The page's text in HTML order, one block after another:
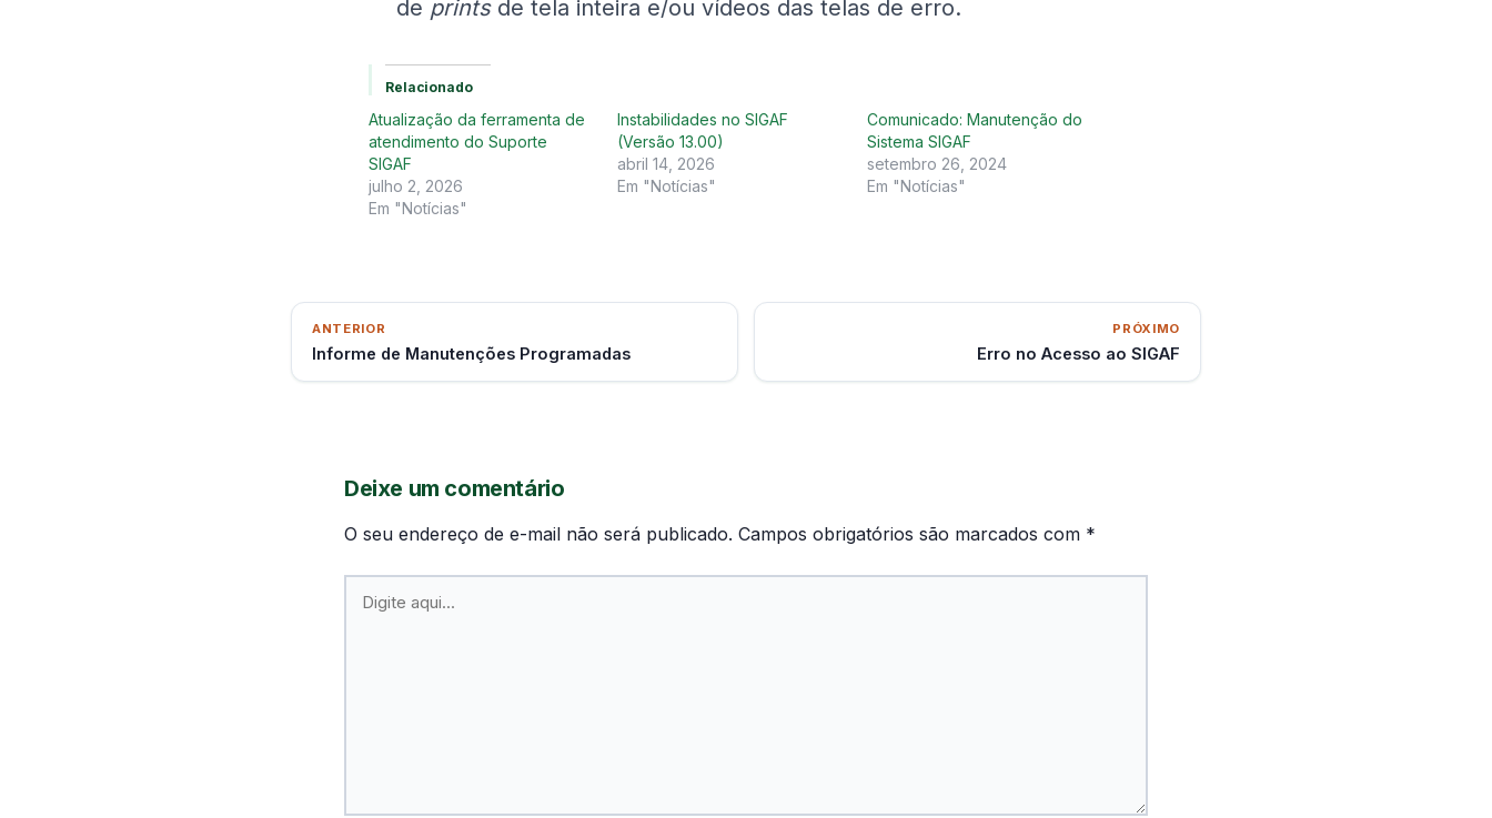
de printsde tela inteira e/ou vídeos das telas de erro.
Relacionado
Atualização da ferramenta de
atendimento do Suporte
SIGAF
julho 2, 2026
Em "Notícias"
Instabilidades no SIGAF
(Versão 13.00)
abril 14, 2026
Em "Notícias"
Comunicado: Manutenção do
Sistema SIGAF
setembro 26, 2024
Em "Notícias"
ANTERIOR
Informe de Manutenções Programadas
PRÓXIMO
Erro no Acesso ao SIGAF
Deixe um comentário
O seu endereço de e-mail não será publicado. Campos obrigatórios são marcados com *
aqui...